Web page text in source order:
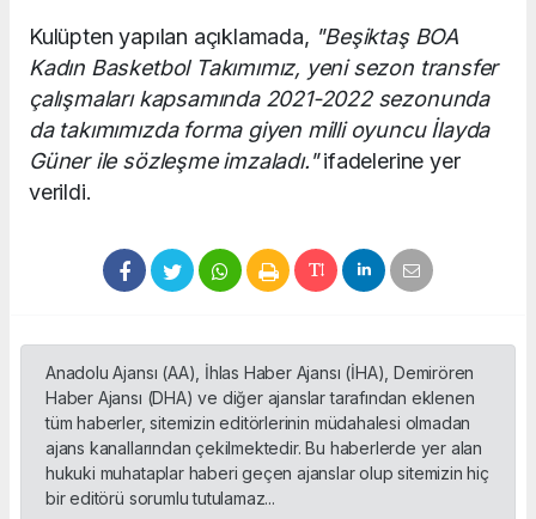
Kulüpten yapılan açıklamada, "Beşiktaş BOA
Kadın Basketbol Takımımız, yeni sezon transfer
çalışmaları kapsamında 2021-2022 sezonunda
da takımımızda forma giyen milli oyuncu İlayda
Güner ile sözleşme imzaladı."ifadelerine yer
verildi.
Anadolu Ajansı (AA), İhlas Haber Ajansı (İHA), Demirören
Haber Ajansı (DHA) ve diğer ajanslar tarafından eklenen
tüm haberler, sitemizin editörlerinin müdahalesi olmadan
ajans kanallarından çekilmektedir. Bu haberlerde yer alan
hukuki muhataplar haberi geçen ajanslar olup sitemizin hiç
bir editörü sorumlu tutulamaz...